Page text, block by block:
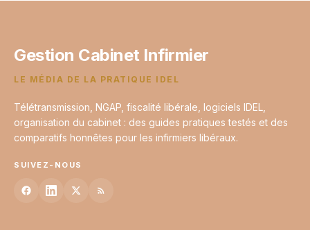
Gestion Cabinet Infirmier
LE MÉDIA DE LA PRATIQUE IDEL
Télétransmission, NGAP, fiscalité libérale, logiciels IDEL,
organisation du cabinet : des guides pratiques testés et des
comparatifs honnêtes pour les infirmiers libéraux.
SUIVEZ-NOUS